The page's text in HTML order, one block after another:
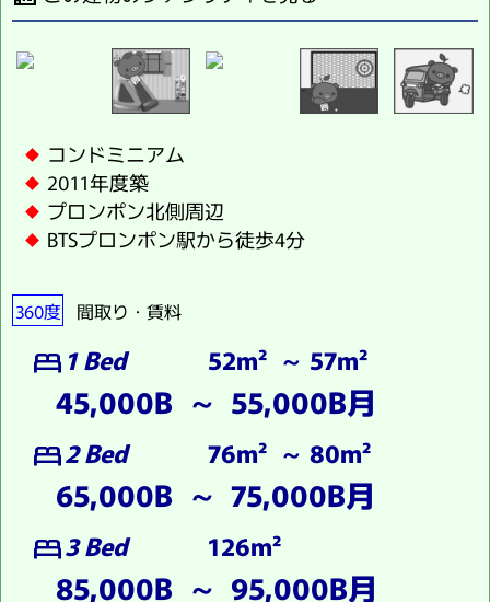
コンドミニアム
2011年度築
プロンポン北側周辺
BTSプロンポン駅から徒歩4分
360度 間取り・賃料
bed 1 Bed 52m² ～ 57m²
45,000B ～ 55,000B月
bed2 Bed 76m² ～ 80m²
65,000B ～ 75,000B月
bed3 Bed 126m²
85,000B ～ 95,000B月